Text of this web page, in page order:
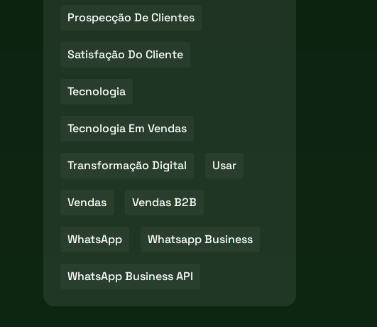
Prospecção De Clientes
Satisfação Do Cliente
Tecnologia
Tecnologia Em Vendas
Transformação Digital Usar
Vendas Vendas B2B
WhatsApp Whatsapp Business
WhatsApp Business API